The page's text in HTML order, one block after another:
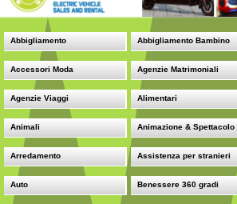
Abbigliamento Abbigliamento Bambino
Accessori Moda Agenzie Matrimoniali
Agenzie Viaggi Alimentari
Animali Animazione & Spettacolo
Arredamento Assistenza per stranieri
Auto Benessere 360 gradi